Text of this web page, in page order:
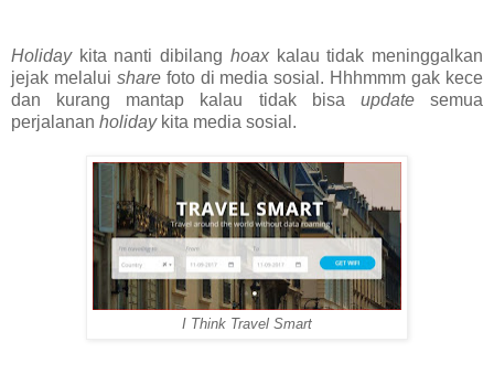
Holiday kita nanti dibilang hoax kalau tidak meninggalkan
jejak melalui share foto di media sosial. Hhhmmm gak kece
dan kurang mantap kalau tidak bisa updatesemua
perjalanan holiday kita media sosial.
I Think Travel Smart